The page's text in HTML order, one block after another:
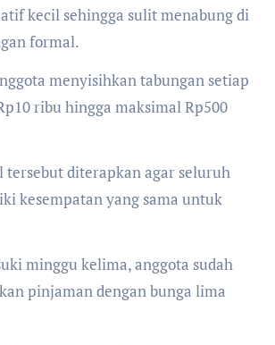
kecil sehingga sulit menabung di
formal.
menyisihkan tabungan setiap
ribu hingga maksimal Rp500
tersebut diterapkan agar seluruh
kesempatan yang sama untuk
minggu kelima, anggota sudah
pinjaman dengan bunga lima